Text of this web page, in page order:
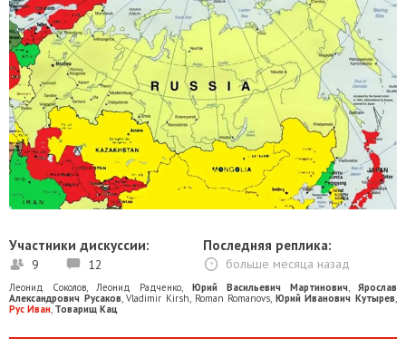
Участники дискуссии:
9 12
Последняя реплика:
больше месяца назад
Леонид Соколов,Леонид Радченко, Юрий Васильевич Мартинович,Ярослав
Александрович Русаков,Vladimir Kirsh, Roman Romanovs, Юрий Иванович Кутырев,
Рус Иван, Товарищ Кац